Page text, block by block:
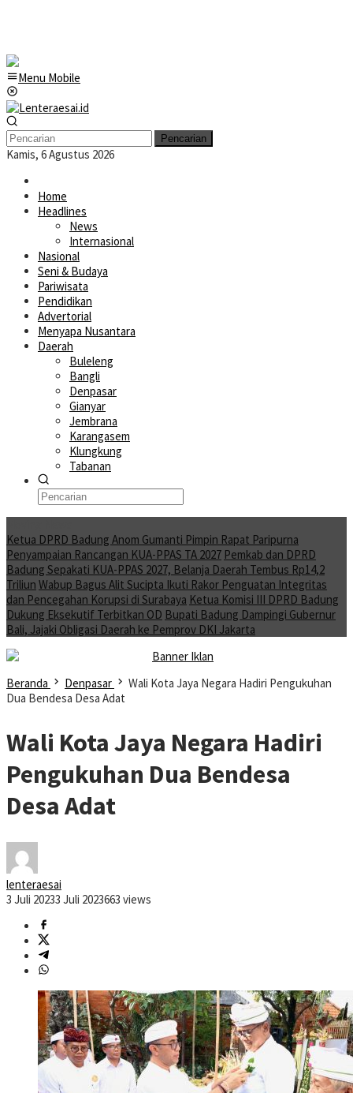
Menu Mobile
Pencarian
Kamis, 6 Agustus 2026
Home
Headlines
News
Internasional
Nasional
Seni & Budaya
Pariwisata
Pendidikan
Advertorial
Menyapa Nusantara
Daerah
Buleleng
Bangli
Denpasar
Gianyar
Jembrana
Karangasem
Klungkung
Tabanan
Ketua DPRD Badung Anom Gumanti Pimpin Rapat Paripurna
Penyampaian Rancangan KUA-PPAS TA 2027 Pemkab dan DPRD
Badung Sepakati KUA-PPAS 2027, Belanja Daerah Tembus Rp14,2
Triliun Wabup Bagus Alit Sucipta Ikuti Rakor Penguatan Integritas
dan Pencegahan Korupsi di Surabaya Ketua Komisi III DPRD Badung
Dukung Eksekutif Terbitkan OD Bupati Badung Dampingi Gubernur
Bali, Jajaki Obligasi Daerah ke Pemprov DKI Jakarta
Beranda Denpasar
Wali Kota Jaya Negara Hadiri Pengukuhan
Dua Bendesa Desa Adat
Wali Kota Jaya Negara Hadiri
Pengukuhan Dua Bendesa
Desa Adat
lenteraesai
3 Juli 20233 Juli 2023663 views